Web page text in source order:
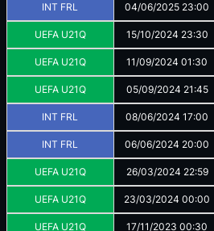
INT FRL 04/06/2025 23:00
UEFA U21Q 15/10/2024 23:30
UEFA U21Q 11/09/2024 01:30
UEFA U21Q 05/09/2024 21:45
INT FRL 08/06/2024 17:00
INT FRL 06/06/2024 20:00
UEFA U21Q 26/03/2024 22:59
UEFA U21Q 23/03/2024 00:00
UEFA U21Q 17/11/2023 00:30